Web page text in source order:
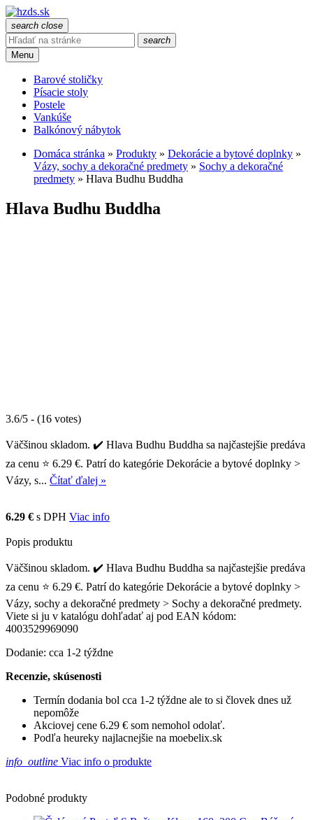
search close
search
Menu
Barové stoličky
Písacie stoly
Postele
Vankúše
Balkónový nábytok
Domáca stránka » Produkty » Dekorácie a bytové doplnky »
Vázy, sochy a dekoračné predmety » Sochy a dekoračné
predmety » Hlava Budhu Buddha
Hlava Budhu Buddha
3.6/5 - (16 votes)
Väčšinou skladom. ✔️ Hlava Budhu Buddha sa najčastejšie predáva
za cenu ⭐ 6.29 €. Patrí do kategórie Dekorácie a bytové doplnky >
Vázy, s... Čítať ďalej »
6.29 € s DPH Viac info
Popis produktu
Väčšinou skladom. ✔️ Hlava Budhu Buddha sa najčastejšie predáva
za cenu ⭐ 6.29 €. Patrí do kategórie Dekorácie a bytové doplnky >
Vázy, sochy a dekoračné predmety > Sochy a dekoračné predmety.
Viete si ju v katalógu dohľadať aj pod EAN kódom:
4003529969090
Dodanie: cca 1-2 týždne
Recenzie, skúsenosti
Termín dodania bol cca 1-2 týždne ale to si človek dnes už
nepomôže
Akciovej cene 6.29 € som nemohol odolať.
Podľa heureky najlacnejšie na moebelix.sk
info_outline Viac info o produkte
Podobné produkty